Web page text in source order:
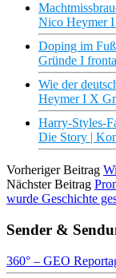
Nico Heymer
Doping im
Gründe I
Wie der
Heymer I X
Harry-Styles-
Die Story |
Vorheriger Beitrag
Nächster Beitrag
wurde Geschichte
Sender &
360° – GEO